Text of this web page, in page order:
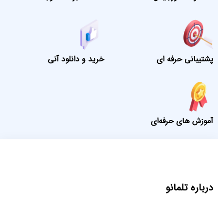
پشتیبانی حرفه ای خرید و دانلود آنی
آموزش های حرفه‌ای
درباره تلمانو